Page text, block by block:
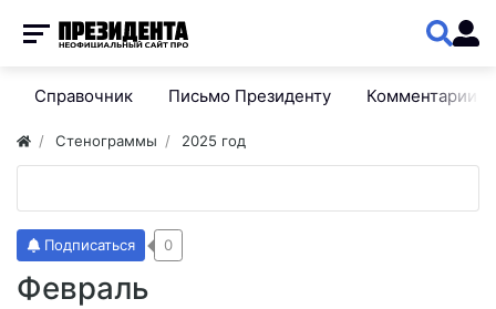
Справочник Письмо Президенту Комментарии
Стенограммы 2025 год
Февраль
Подписаться 0